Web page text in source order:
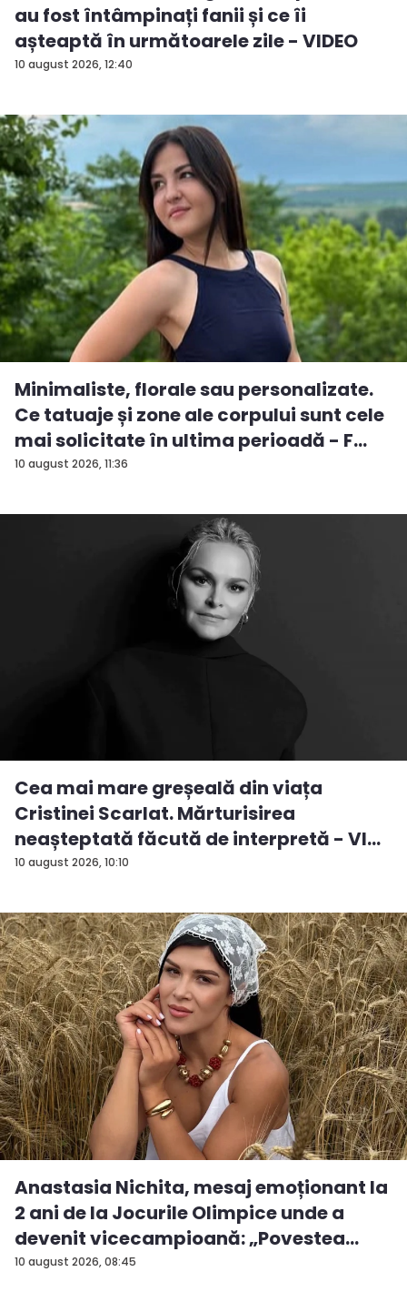
10 august 2026, 12:40
au fost întâmpinați fanii și ce îi
așteaptă în următoarele zile - VIDEO
10 august 2026, 11:36
Minimaliste, florale sau personalizate.
Ce tatuaje și zone ale corpului sunt cele
mai solicitate în ultima perioadă - F...
10 august 2026, 10:10
Cea mai mare greșeală din viața
Cristinei Scarlat. Mărturisirea
neașteptată făcută de interpretă - VI...
10 august 2026, 08:45
Anastasia Nichita, mesaj emoționant la
2 ani de la Jocurile Olimpice unde a
devenit vicecampioană: „Povestea
mea...